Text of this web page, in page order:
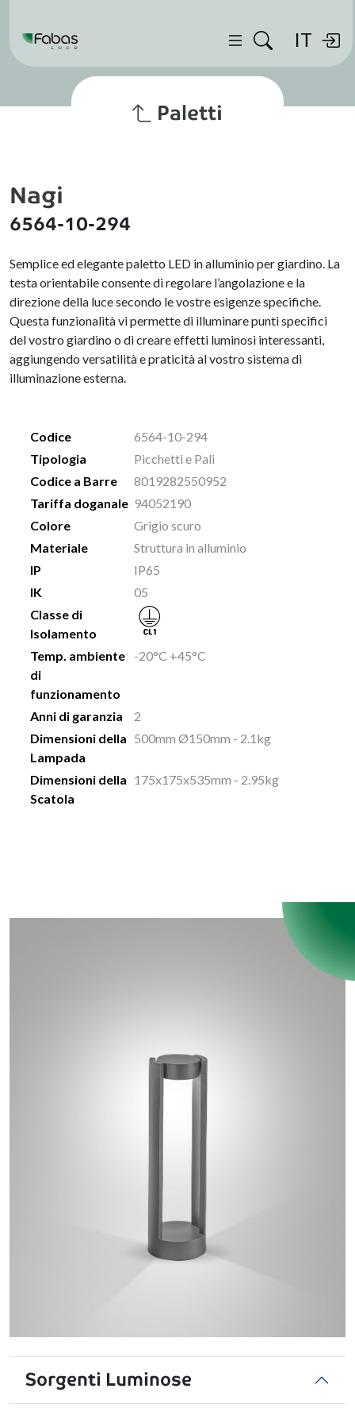
IT
Paletti
Nagi
6564-10-294
Semplice ed elegante paletto LED in alluminio per giardino. La
testa orientabile consente di regolare l’angolazione e la
direzione della luce secondo le vostre esigenze specifiche.
Questa funzionalità vi permette di illuminare punti specifici
del vostro giardino o di creare effetti luminosi interessanti,
aggiungendo versatilità e praticità al vostro sistema di
illuminazione esterna.
Codice
6564-10-294
Tipologia
Picchetti e Pali
Codice a Barre
8019282550952
Tariffa doganale 94052190
Colore
Grigio scuro
Materiale
Struttura in alluminio
IP
IP65
IK
05
Classe di
Isolamento
Temp. ambiente
di
funzionamento
-20°C +45°C
Anni di garanzia
2
Dimensioni della
Lampada
500mm Ø150mm - 2.1kg
Dimensioni della
Scatola
175x175x535mm - 2.95kg
Sorgenti Luminose